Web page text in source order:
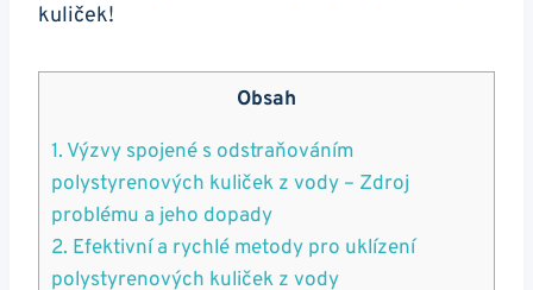
kuliček!
Obsah
1. Výzvy spojené s odstraňováním
polystyrenových kuliček z vody – Zdroj
problému a jeho dopady
2. Efektivní a rychlé metody pro uklízení
polystyrenových kuliček z vody